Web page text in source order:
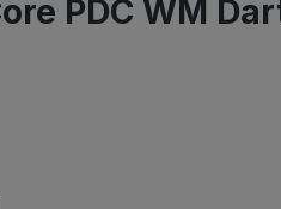
PDC WM